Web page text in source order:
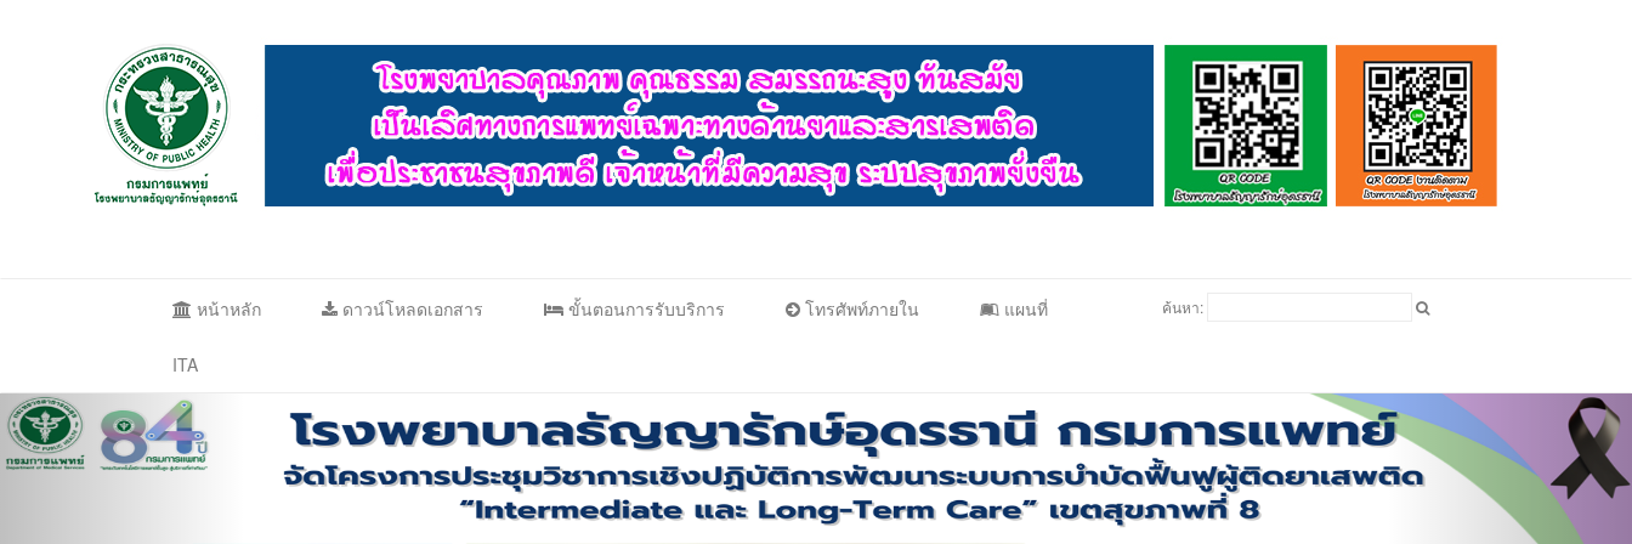
หน้าหลัก ดาวน์โหลดเอกสาร ขั้นตอนการรับบริการ โทรศัพท์ภายใน แผนที่
ITA
ค้นหา: